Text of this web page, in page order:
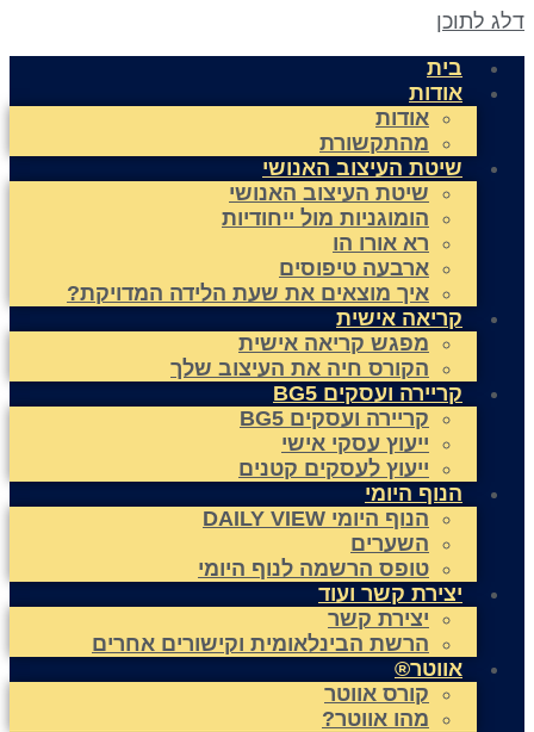
לתוכן
בית
אודות
אודות
מהתקשורת
שיטת העיצוב האנושי
שיטת העיצוב האנושי
הומוגניות מול ייחודיות
רא אורו הו
ארבעה טיפוסים
איך מוצאים את שעת הלידה המדויקת?
קריאה אישית
מפגש קריאה אישית
הקורס חיה את העיצוב שלך
קריירה ועסקים BG5
קריירה ועסקים BG5
ייעוץ עסקי אישי
ייעוץ לעסקים קטנים
הנוף היומי
הנוף היומי DAILY VIEW
השערים
טופס הרשמה לנוף היומי
יצירת קשר ועוד
יצירת קשר
הרשת הבינלאומית וקישורים אחרים
אווטר®
קורס אווטר
מהו אווטר?